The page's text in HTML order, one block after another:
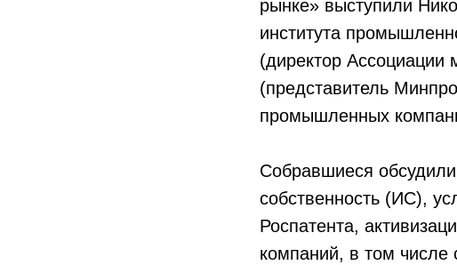
рынке» выступили
института
(директор Ассоциации
(представитель
промышленных
Собравшиеся
собственность (ИС),
Роспатента,
компаний, в том